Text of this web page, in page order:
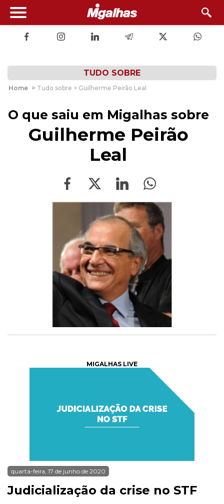
TUDO SOBRE
Home > Tudo sobre > Guilherme Peirão Leal
O que saiu em Migalhas sobre
Guilherme Peirão
Leal
MIGALHAS LIVE
quarta-feira, 17 de junho de 2020
Judicialização da crise no STF